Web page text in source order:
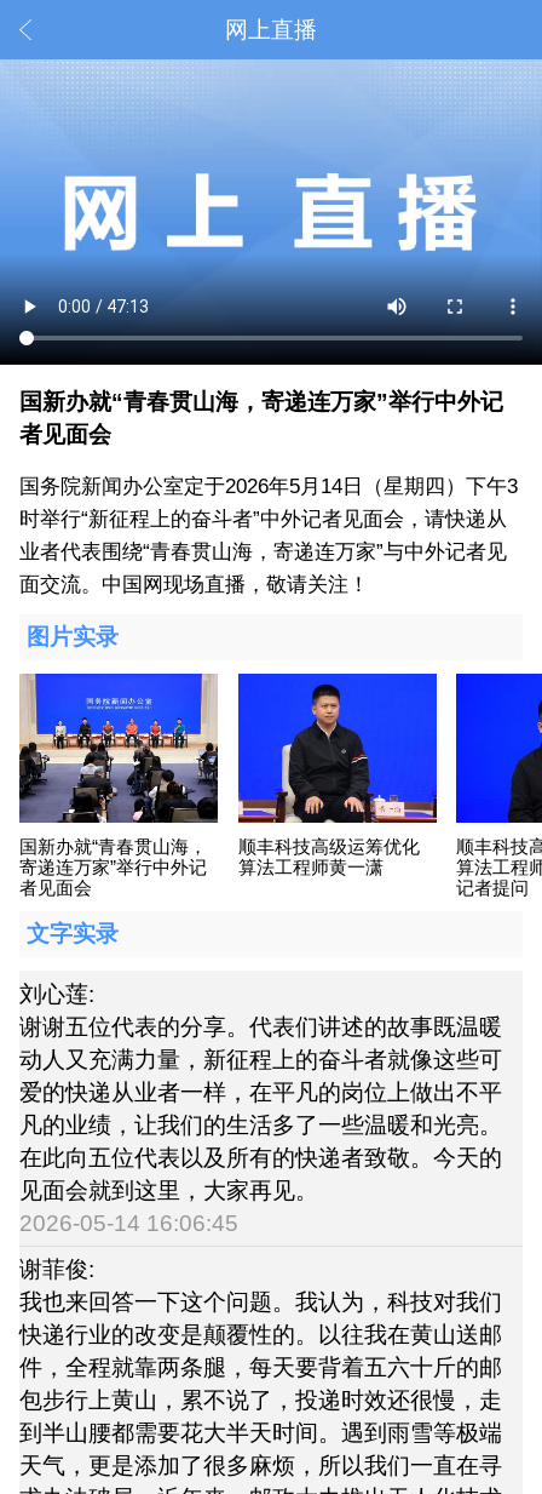
网上直播
国新办就“青春贯山海，寄递连万家”举行中外记
者见面会
国务院新闻办公室定于2026年5月14日（星期四）下午3
时举行“新征程上的奋斗者”中外记者见面会，请快递从
业者代表围绕“青春贯山海，寄递连万家”与中外记者见
面交流。中国网现场直播，敬请关注！
图片实录
国新办就“青春贯山海，
寄递连万家”举行中外记
者见面会
顺丰科技高级运筹优化
算法工程师黄一潇
顺丰科技
算法工程
记者提问
文字实录
刘心莲:
谢谢五位代表的分享。代表们讲述的故事既温暖
动人又充满力量，新征程上的奋斗者就像这些可
爱的快递从业者一样，在平凡的岗位上做出不平
凡的业绩，让我们的生活多了一些温暖和光亮。
在此向五位代表以及所有的快递者致敬。今天的
见面会就到这里，大家再见。
2026-05-14 16:06:45
谢菲俊:
我也来回答一下这个问题。我认为，科技对我们
快递行业的改变是颠覆性的。以往我在黄山送邮
件，全程就靠两条腿，每天要背着五六十斤的邮
包步行上黄山，累不说了，投递时效还很慢，走
到半山腰都需要花大半天时间。遇到雨雪等极端
天气，更是添加了很多麻烦，所以我们一直在寻